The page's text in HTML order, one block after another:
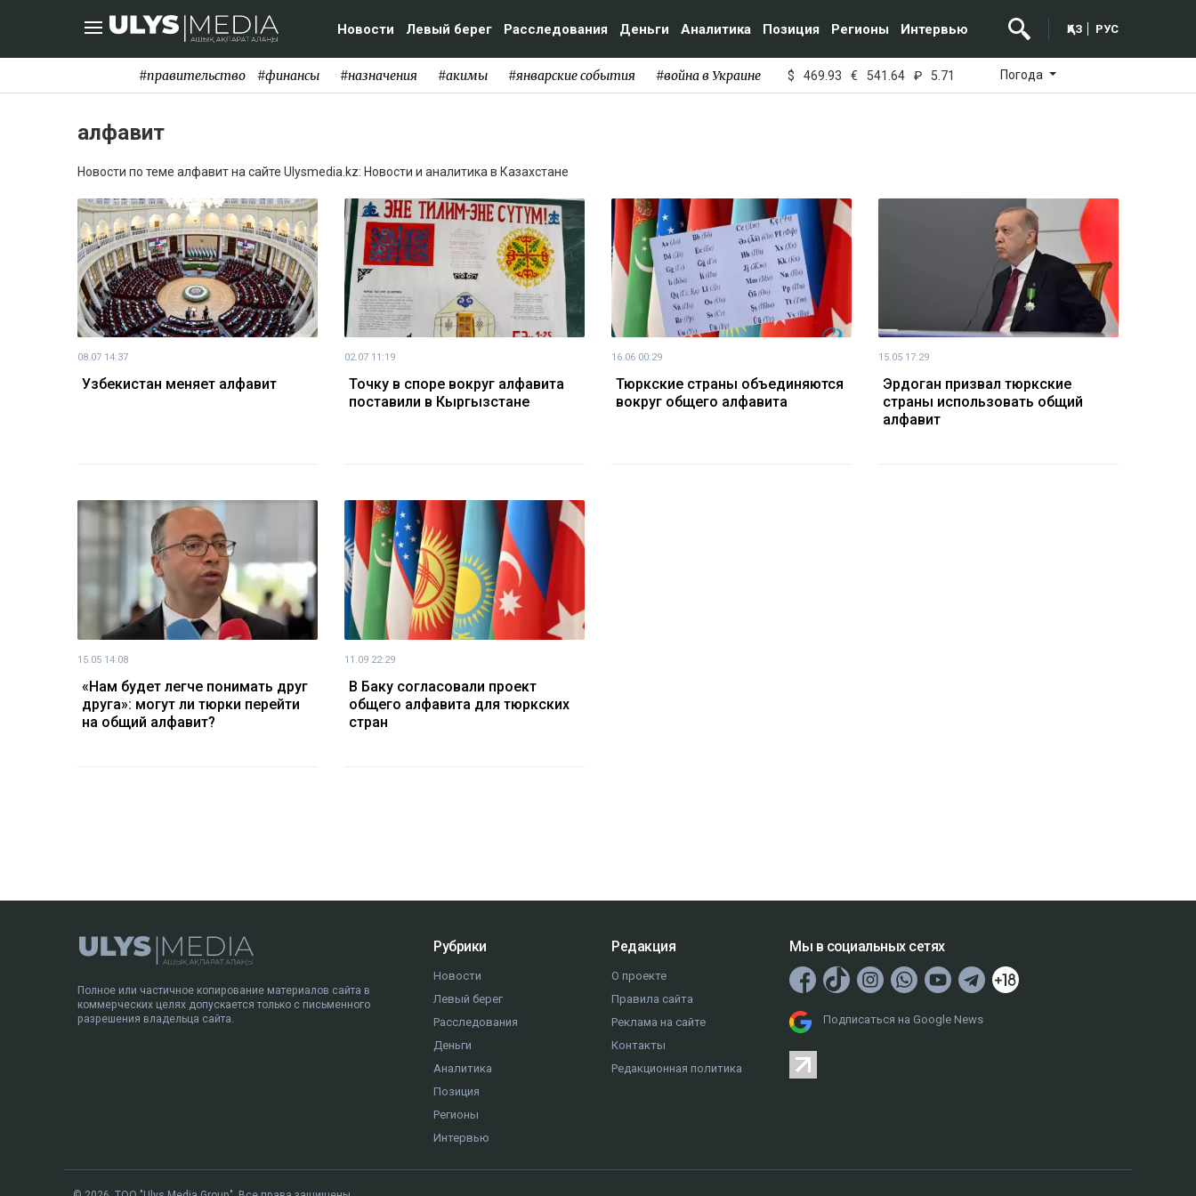
Новости Левый берег Расследования Деньги Аналитика Позиция Регионы Интервью ҚАЗ РУС
#правительство #финансы #назначения #акимы #январские события #война в Украине $ 469.93 € 541.64 ₽ 5.71 Погода
алфавит
Новости по теме алфавит на сайте Ulysmedia.kz: Новости и аналитика в Казахстане
08.07 14:37
Узбекистан меняет алфавит
02.07 11:19
Точку в споре вокруг алфавита
поставили в Кыргызстане
16.06 00:29
Тюркские страны объединяются
вокруг общего алфавита
15.05 17:29
Эрдоган призвал тюркские
страны использовать общий
алфавит
15.05 14:08
«Нам будет легче понимать друг
друга»: могут ли тюрки перейти
на общий алфавит?
11.09 22:29
В Баку согласовали проект
общего алфавита для тюркских
стран
Полное или частичное копирование материалов сайта в
коммерческих целях допускается только с письменного
разрешения владельца сайта.
Рубрики
Новости
Левый берег
Расследования
Деньги
Аналитика
Позиция
Регионы
Интервью
Редакция
О проекте
Правила сайта
Реклама на сайте
Контакты
Редакционная политика
Мы в социальных сетях
Подписаться на Google News